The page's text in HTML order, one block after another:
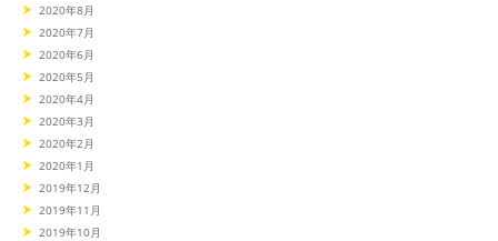
2020年8月
2020年7月
2020年6月
2020年5月
2020年4月
2020年3月
2020年2月
2020年1月
2019年12月
2019年11月
2019年10月